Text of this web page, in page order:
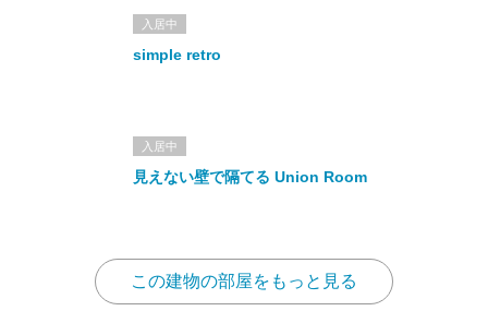
入居中
simple retro
入居中
見えない壁で隔てる Union Room
この建物の部屋をもっと見る